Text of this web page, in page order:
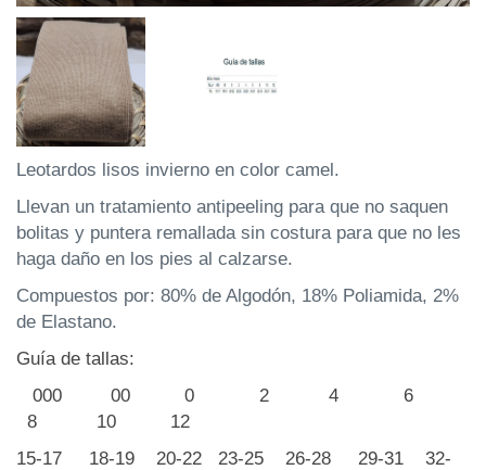
Leotardos lisos invierno en color camel.
Llevan un tratamiento antipeeling para que no saquen
bolitas y puntera remallada sin costura para que no les
haga daño en los pies al calzarse.
Compuestos por: 80% de Algodón, 18% Poliamida, 2%
de Elastano.
Guía de tallas:
000 00 0 2 4 6
8 10 12
15-17 18-19 20-22 23-25 26-28 29-31 32-